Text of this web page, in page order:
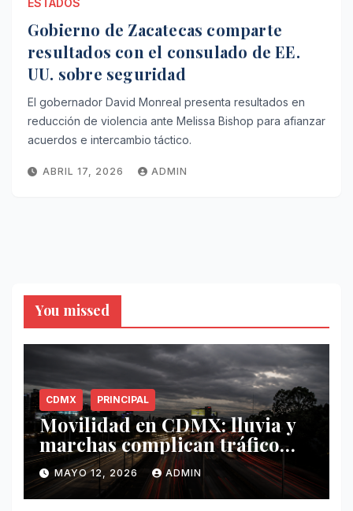
Gobierno de Zacatecas comparte
resultados con el consulado de EE.
UU. sobre seguridad
El gobernador David Monreal presenta resultados en
reducción de violencia ante Melissa Bishop para afianzar
acuerdos e intercambio táctico.
ABRIL 17, 2026 ADMIN
You missed
CDMX PRINCIPAL
Movilidad en CDMX: lluvia y
marchas complican tráfico
este 12 de mayo
MAYO 12, 2026 ADMIN